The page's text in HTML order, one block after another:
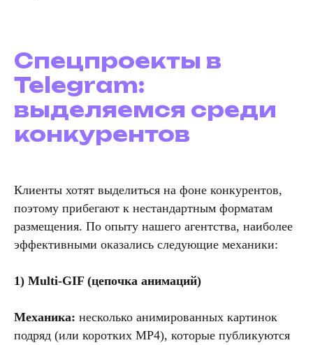
Спецпроекты в
Telegram:
выделяемся среди
конкурентов
Клиенты хотят выделиться на фоне конкурентов,
поэтому прибегают к нестандартным форматам
размещения. По опыту нашего агентства, наиболее
эффективными оказались следующие механики:
1) Multi-GIF (цепочка анимаций)
Механика: несколько анимированных картинок
подряд (или коротких MP4), которые публикуются